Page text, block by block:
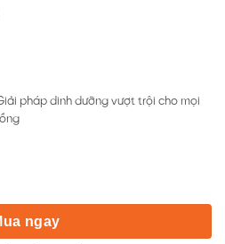
pháp dinh dưỡng vượt trội cho mọi
Amino - Beta Amino Max
ngay